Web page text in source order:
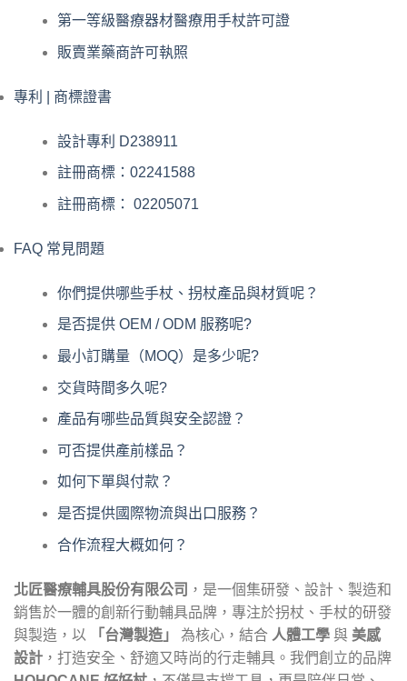
第一等級醫療器材醫療用手杖許可證
販賣業藥商許可執照
專利 | 商標證書
設計專利 D238911
註冊商標：02241588
註冊商標： 02205071
FAQ 常見問題
你們提供哪些手杖、拐杖產品與材質呢？
是否提供 OEM / ODM 服務呢?
最小訂購量（MOQ）是多少呢?
交貨時間多久呢?
產品有哪些品質與安全認證？
可否提供產前樣品？
如何下單與付款？
是否提供國際物流與出口服務？
合作流程大概如何？
北匠醫療輔具股份有限公司 ，是一個集研發、設計、製造和
銷售於一體的創新行動輔具品牌，專注於拐杖、手杖的研發
與製造，以
「台灣製造」 為核心，結合 人體工學 與 美感
設計 ，打造安全、舒適又時尚的行走輔具。我們創立的品牌